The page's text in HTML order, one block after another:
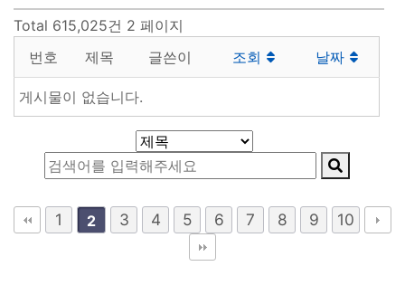
Total 615,025건 2 페이지
번호
제목 글쓴이 조회 날짜
게시물이 없습니다.
1 2 3 4 5 6 7 8 9 10